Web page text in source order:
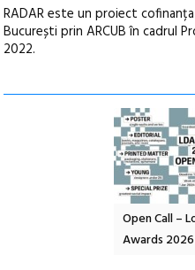
RADAR este un proiect
București prin ARCUB în cadrul
2022.
Open Call – Local
Awards 2026